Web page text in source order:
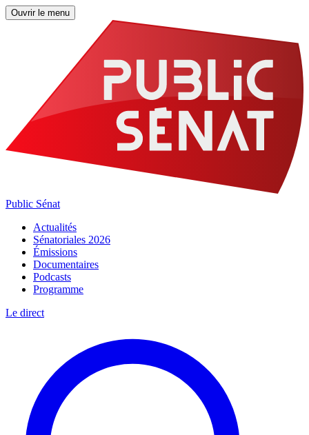
Ouvrir le menu
Public Sénat
Actualités
Sénatoriales 2026
Émissions
Documentaires
Podcasts
Programme
Le direct